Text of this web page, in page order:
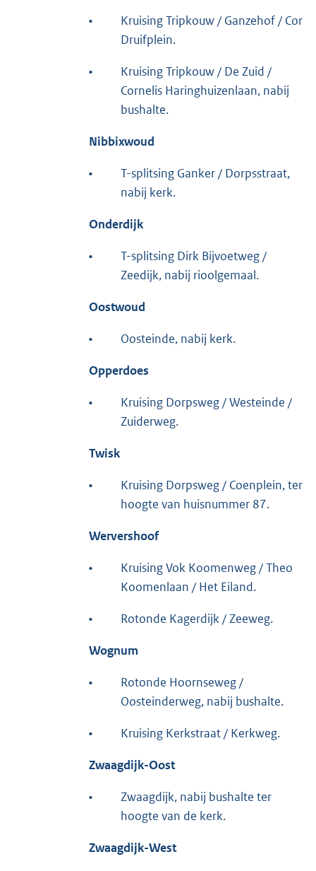
•
Kruising Tripkouw / Ganzehof / Cor
Druifplein.
•
Kruising Tripkouw / De Zuid /
Cornelis Haringhuizenlaan, nabij
bushalte.
Nibbixwoud
•
T-splitsing Ganker / Dorpsstraat,
nabij kerk.
Onderdijk
•
T-splitsing Dirk Bijvoetweg /
Zeedijk, nabij rioolgemaal.
Oostwoud
• Oosteinde, nabij kerk.
Opperdoes
•
Kruising Dorpsweg / Westeinde /
Zuiderweg.
Twisk
•
Kruising Dorpsweg / Coenplein, ter
hoogte van huisnummer 87.
Wervershoof
•
Kruising Vok Koomenweg / Theo
Koomenlaan / Het Eiland.
• Rotonde Kagerdijk / Zeeweg.
Wognum
•
Rotonde Hoornseweg /
Oosteinderweg, nabij bushalte.
• Kruising Kerkstraat / Kerkweg.
Zwaagdijk-Oost
•
Zwaagdijk, nabij bushalte ter
hoogte van de kerk.
Zwaagdijk-West